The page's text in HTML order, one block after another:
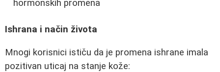
hormonskih promena
Ishrana i način života
Mnogi korisnici ističu da je promena ishrane imala
pozitivan uticaj na stanje kože: